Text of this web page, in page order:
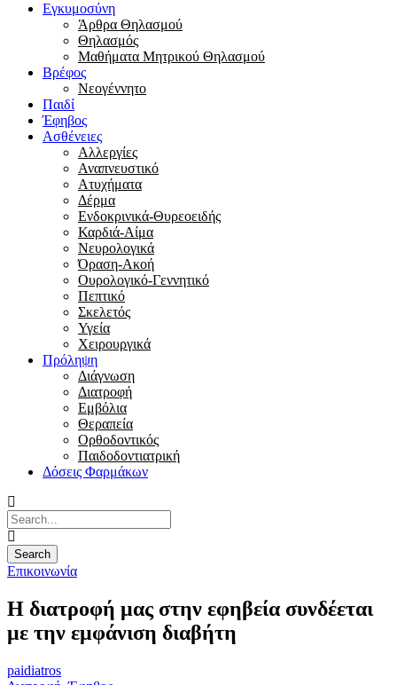
Εγκυμοσύνη
Άρθρα Θηλασμού
Θηλασμός
Μαθήματα Μητρικού Θηλασμού
Βρέφος
Νεογέννητο
Παιδί
Έφηβος
Ασθένειες
Αλλεργίες
Αναπνευστικό
Ατυχήματα
Δέρμα
Ενδοκρινικά-Θυρεοειδής
Καρδιά-Αίμα
Νευρολογικά
Όραση-Ακοή
Ουρολογικό-Γεννητικό
Πεπτικό
Σκελετός
Υγεία
Χειρουργικά
Πρόληψη
Διάγνωση
Διατροφή
Εμβόλια
Θεραπεία
Ορθοδοντικός
Παιδοδοντιατρική
Δόσεις Φαρμάκων
Επικοινωνία
Η διατροφή μας στην εφηβεία συνδέεται
με την εμφάνιση διαβήτη
paidiatros